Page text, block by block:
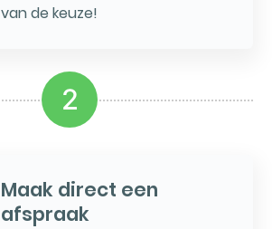
van de keuze!
2
Maak direct een
afspraak